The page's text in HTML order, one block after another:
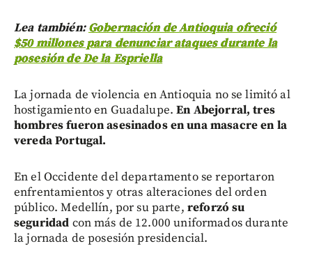
Lea también:Gobernación de Antioquia ofreció
$50 millones para denunciar ataques durante la
posesión de De la Espriella
La jornada de violencia en Antioquia no se limitó al
hostigamiento en Guadalupe.En Abejorral, tres
hombres fueron asesinados en una masacre en la
vereda Portugal.
En el Occidente del departamento se reportaron
enfrentamientos y otras alteraciones del orden
público. Medellín, por su parte, reforzó su
seguridad con más de 12.000 uniformados durante
la jornada de posesión presidencial.